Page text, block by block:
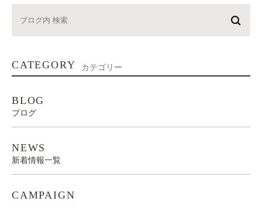
CATEGORY カテゴリー
BLOG
ブログ
NEWS
新着情報一覧
CAMPAIGN